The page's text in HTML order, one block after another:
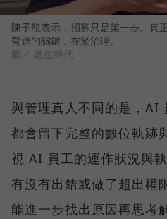
陳子龍表示，招募只是第一步。真
營運的關鍵，在於治理。
圖／ 數位時代
與管理真人不同的是，AI
都會留下完整的數位軌跡
視 AI 員工的運作狀況與
有沒有出錯或做了超出權
能進一步找出原因再思考